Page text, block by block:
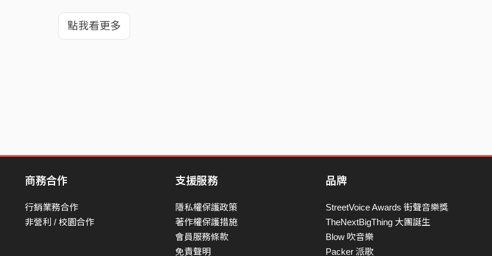
點我看更多
商務合作
行銷業務合作
非營利 / 校園合作
支援服務
隱私權保護政策
著作權保護措施
會員服務條款
免責聲明
品牌
StreetVoice Awards 街聲音樂獎
TheNextBigThing 大團誕生
Blow 吹音樂
Packer 派歌